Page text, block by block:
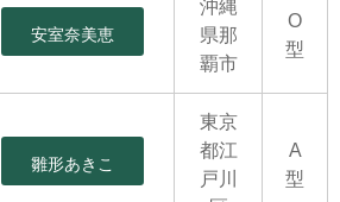
安室奈美恵
沖縄
県那
覇市
O
型
雛形あきこ
東京
都江
戸川
A
型